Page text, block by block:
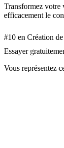
Transformez votre
efficacement le
#10 en Création
Essayer
Vous représentez